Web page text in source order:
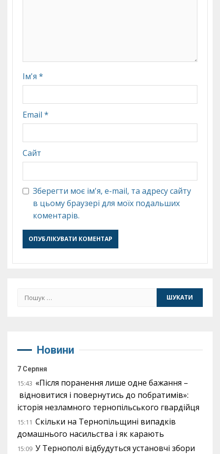
Ім'я *
Email *
Сайт
Зберегти моє ім'я, e-mail, та адресу сайту
в цьому браузері для моїх подальших
коментарів.
Пошук:
Новини
7 Серпня
15:43 «Після поранення лише одне бажання –
відновитися і повернутись до побратимів»:
історія незламного тернопільського гвардійця
15:11 Скільки на Тернопільщині випадків
домашнього насильства і як карають
15:09 У Тернополі відбудуться установчі збори